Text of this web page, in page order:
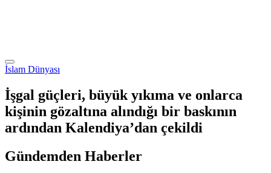
İslam Dünyası
İşgal güçleri, büyük yıkıma ve onlarca
kişinin gözaltına alındığı bir baskının
ardından Kalendiya’dan çekildi
Gündemden Haberler